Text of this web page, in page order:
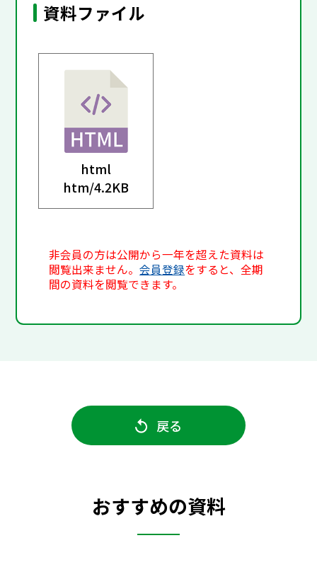
資料ファイル
html
htm/4.2KB
非会員の方は公開から一年を超えた資料は
閲覧出来ません。会員登録をすると、全期
間の資料を閲覧できます。
戻る
おすすめの資料